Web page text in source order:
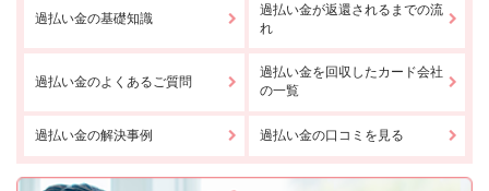
過払い金の基礎知識
過払い金が返還されるまでの流
れ
過払い金のよくあるご質問
過払い金を回収したカード会社
の一覧
過払い金の解決事例 過払い金の口コミを見る